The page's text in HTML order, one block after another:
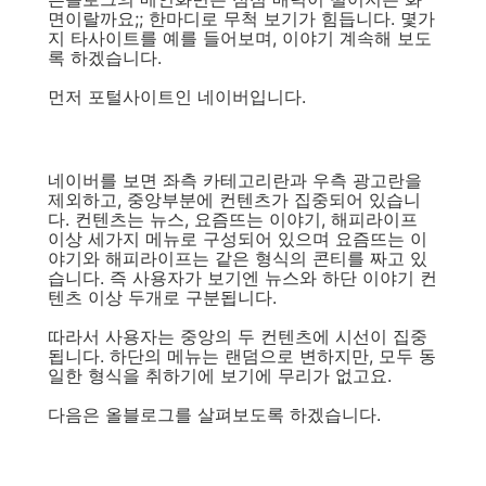
면이랄까요;; 한마디로 무척 보기가 힘듭니다. 몇가
지 타사이트를 예를 들어보며, 이야기 계속해 보도
록 하겠습니다.
먼저 포털사이트인 네이버입니다.
네이버를 보면 좌측 카테고리란과 우측 광고란을
제외하고, 중앙부분에 컨텐츠가 집중되어 있습니
다. 컨텐츠는 뉴스, 요즘뜨는 이야기, 해피라이프
이상 세가지 메뉴로 구성되어 있으며 요즘뜨는 이
야기와 해피라이프는 같은 형식의 콘티를 짜고 있
습니다. 즉 사용자가 보기엔 뉴스와 하단 이야기 컨
텐츠 이상 두개로 구분됩니다.
따라서 사용자는 중앙의 두 컨텐츠에 시선이 집중
됩니다. 하단의 메뉴는 랜덤으로 변하지만, 모두 동
일한 형식을 취하기에 보기에 무리가 없고요.
다음은 올블로그를 살펴보도록 하겠습니다.